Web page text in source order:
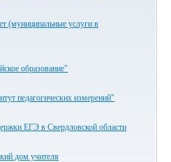
(муниципальные услуги в
образование"
педагогических измерений"
ЕГЭ в Свердловской области
дом учителя